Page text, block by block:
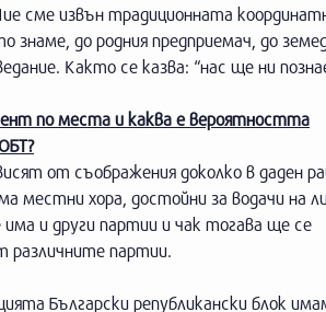
сме извън традиционната
до родния предприемач, до
Както се казва: “нас ще ни
по места и каква е вероятността
от съображения доколко в даден
местни хора, достойни за водачи на
и други партии и чак тогава ще се
различните партии.
Български републикански блок